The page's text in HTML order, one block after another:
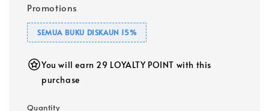
Promotions
SEMUA BUKU DISKAUN 15%
You will earn 29 LOYALTY POINT with this
purchase
Quantity